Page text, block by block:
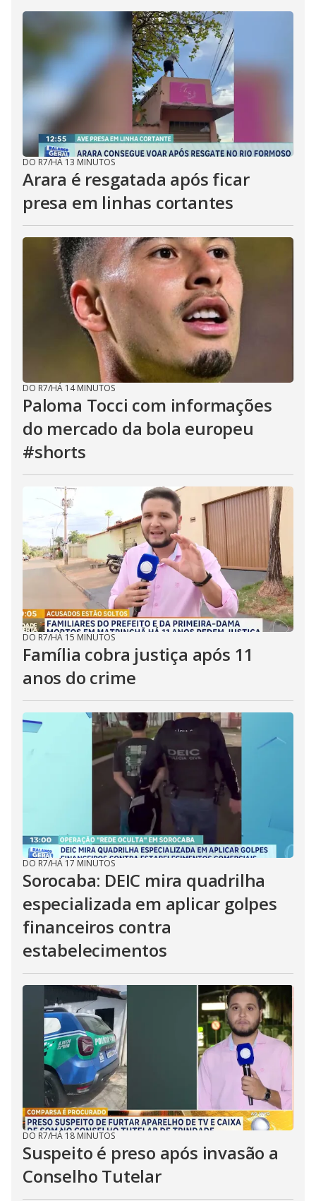
DO R7/HÁ 13 MINUTOS
Arara é resgatada após ficar
presa em linhas cortantes
DO R7/HÁ 14 MINUTOS
Paloma Tocci com informações
do mercado da bola europeu
#shorts
DO R7/HÁ 15 MINUTOS
Família cobra justiça após 11
anos do crime
DO R7/HÁ 17 MINUTOS
Sorocaba: DEIC mira quadrilha
especializada em aplicar golpes
financeiros contra
estabelecimentos
DO R7/HÁ 18 MINUTOS
Suspeito é preso após invasão a
Conselho Tutelar